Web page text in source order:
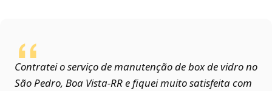
Contratei o serviço de manutenção de box de vidro no
São Pedro, Boa Vista‑RR e fiquei muito satisfeita com